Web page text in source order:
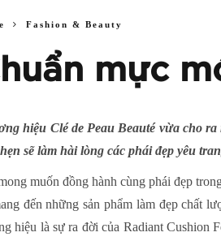
Fashion & Beauty
mực
hiệu Clé de Peau Beauté vừa cho
sẽ làm hài lòng các phái đẹp yêu
muốn đồng hành cùng phái đẹp
đến những sản phẩm làm đẹp chất
hiệu là sự ra đời của Radiant Cushion